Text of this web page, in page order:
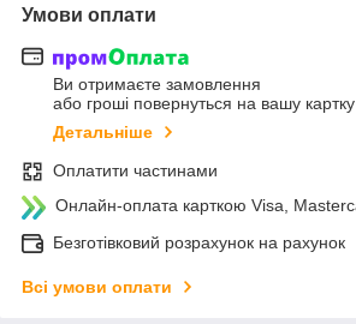
Умови оплати
Ви отримаєте замовлення
або гроші повернуться на вашу картку
Детальніше
Оплатити частинами
Онлайн-оплата карткою Visa,
Безготівковий розрахунок на рахунок
Всі умови оплати